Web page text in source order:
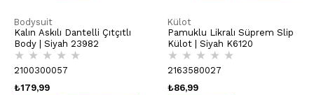
Bodysuit
Kalın Askılı Dantelli Çıtçıtlı
Body | Siyah 23982
★ ★ ★ ★ ★
2100300057
₺179,99
Külot
Pamuklu Likralı Süprem Slip
Külot | Siyah K6120
★ ★ ★ ★ ★
2163580027
₺86,99